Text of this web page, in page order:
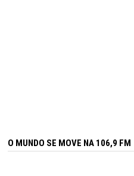
O MUNDO SE MOVE NA 106,9 FM